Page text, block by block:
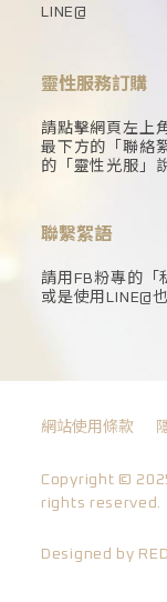
LINE@
靈性服務訂購
請點擊網頁左上
最下方的「聯絡
的「靈性光服」
聯繫絮語
請用FB粉專的「
或是使用LINE@
網站使用條款
Copyright ©
rights reserved.
Designed by